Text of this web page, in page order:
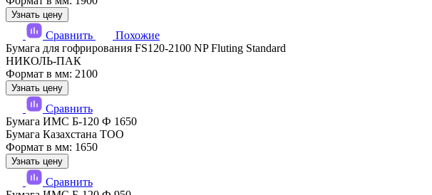
Узнать цену
Сравнить
Похожие
Бумага для гофрирования FS120-2100 NP Fluting Standard
НИКОЛЬ-ПАК
Формат в мм: 2100
Узнать цену
Сравнить
Бумага ИМС Б-120 Ф 1650
Бумага Казахстана ТОО
Формат в мм: 1650
Узнать цену
Сравнить